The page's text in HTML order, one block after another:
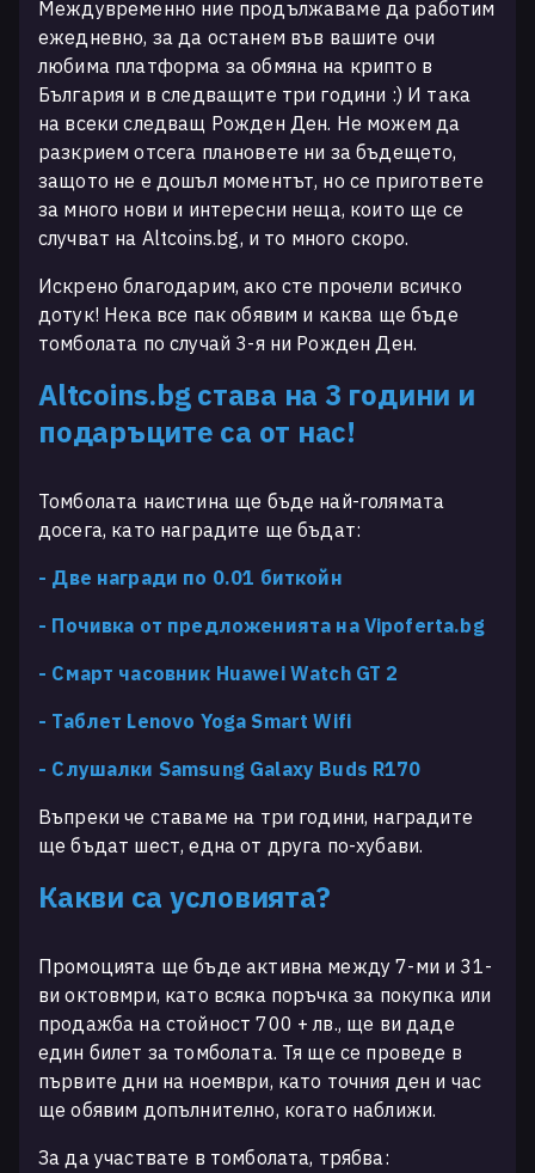
Междувременно ние продължаваме да работим
ежедневно, за да останем във вашите очи
любима платформа за обмяна на крипто в
България и в следващите три години :) И така
на всеки следващ Рожден Ден. Не можем да
разкрием отсега плановете ни за бъдещето,
защото не е дошъл моментът, но се пригответе
за много нови и интересни неща, които ще се
случват на Altcoins.bg, и то много скоро.
Искрено благодарим, ако сте прочели всичко
дотук! Нека все пак обявим и каква ще бъде
томболата по случай 3-я ни Рожден Ден.
Altcoins.bg става на 3 години и
подаръците са от нас!
Томболата наистина ще бъде най-голямата
досега, като наградите ще бъдат:
- Две награди по 0.01 биткойн
- Почивка от предложенията на Vipoferta.bg
- Смарт часовник Huawei Watch GT 2
- Таблет Lenovo Yoga Smart Wifi
- Слушалки Samsung Galaxy Buds R170
Въпреки че ставаме на три години, наградите
ще бъдат шест, една от друга по-хубави.
Какви са условията?
Промоцията ще бъде активна между 7-ми и 31-
ви октовмри, като всяка поръчка за покупка или
продажба на стойност 700 + лв., ще ви даде
един билет за томболата. Тя ще се проведе в
първите дни на ноември, като точния ден и час
ще обявим допълнително, когато наближи.
За да участвате в томболата, трябва: